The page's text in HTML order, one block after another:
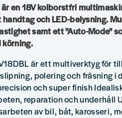
en 18V kolborstfri
handtag och LED-belysning.
samt ett "Auto-Mode"
är ett multiverktyg för
polering och fräsning i
och super finish
reparation och underhåll
av bil, båt, karosseri,